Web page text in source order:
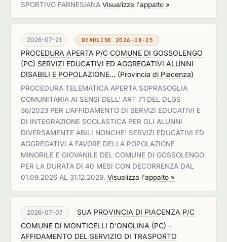
SPORTIVO FARNESIANA Visualizza l'appalto »
2026-07-21 DEADLINE 2026-08-25
PROCEDURA APERTA P/C COMUNE DI GOSSOLENGO
(PC) SERVIZI EDUCATIVI ED AGGREGATIVI ALUNNI
DISABILI E POPOLAZIONE... (Provincia di Piacenza)
PROCEDURA TELEMATICA APERTA SOPRASOGLIA
COMUNITARIA AI SENSI DELL’ ART 71 DEL DLGS
36/2023 PER L’AFFIDAMENTO DI SERVIZI EDUCATIVI E
DI INTEGRAZIONE SCOLASTICA PER GLI ALUNNI
DIVERSAMENTE ABILI NONCHE’ SERVIZI EDUCATIVI ED
AGGREGATIVI A FAVORE DELLA POPOLAZIONE
MINORILE E GIOVANILE DEL COMUNE DI GOSSOLENGO
PER LA DURATA DI 40 MESI CON DECORRENZA DAL
01.09.2026 AL 31.12.2029. Visualizza l'appalto »
2026-07-07
SUA PROVINCIA DI PIACENZA P/C
COMUNE DI MONTICELLI D'ONGLINA (PC) -
AFFIDAMENTO DEL SERVIZIO DI TRASPORTO